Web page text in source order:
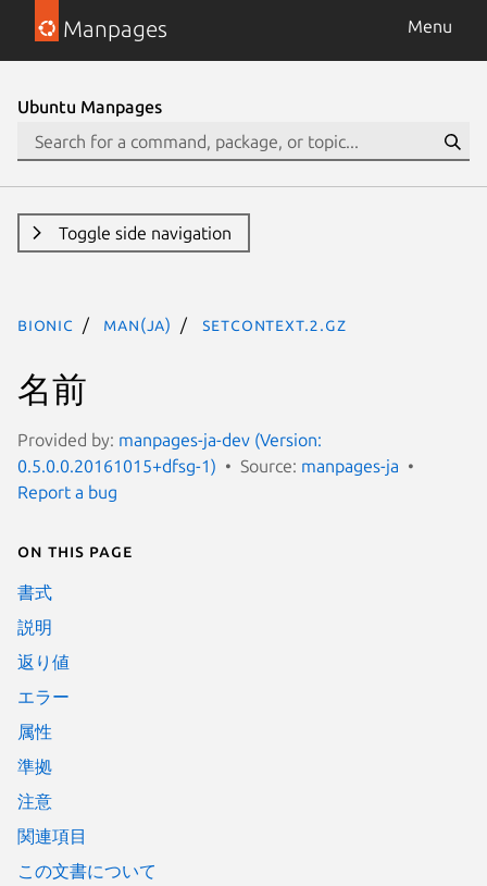
Manpages Menu
Ubuntu Manpages
Toggle side navigation
bionic man(ja) setcontext.2.gz
名前
Provided by: manpages-ja-dev (Version:
0.5.0.0.20161015+dfsg-1)
Source: manpages-ja
Report a bug
On this page
書式
説明
返り値
エラー
属性
準拠
注意
関連項目
この文書について